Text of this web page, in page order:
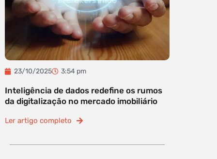
23/10/2025 3:54 pm
Inteligência de dados redefine os rumos
da digitalização no mercado imobiliário
Ler artigo completo